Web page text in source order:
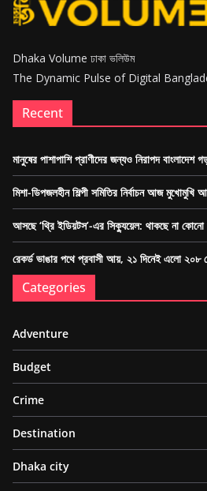
Dhaka Volume ঢাকা ভলিউম
The Dynamic Pulse of Digital
Recent
মানুষের পাশাপাশি প্রাণীদের জন্যও নিরাপদ বাংলাদেশ
মিশা-ডিপজলহীন শিল্পী সমিতির নির্বাচন আজ
আসছে ‘থ্রি ইডিয়টস’-এর সিক্যুয়েল: থাকছে না কোনো
রেকর্ড ভাঙার পথে প্রবাসী আয়, ২১ দিনেই এলো ২০৮
Categories
Adventure
Budget
Crime
Destination
Dhaka city